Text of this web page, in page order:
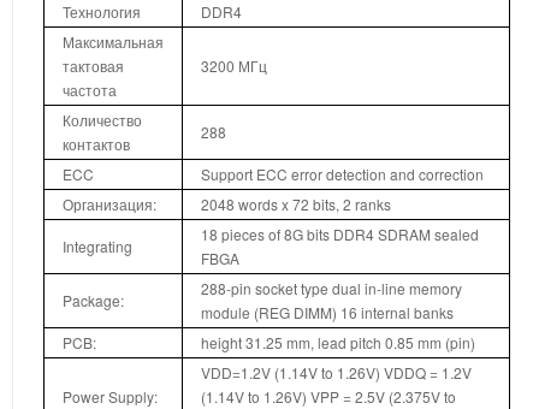
Технология
DDR4
Максимальная
тактовая
частота
3200 МГц
Количество
контактов
288
ECC
Support ECC error detection and correction
Организация:
2048 words x 72 bits, 2 ranks
Integrating
18 pieces of 8G bits DDR4 SDRAM sealed
FBGA
Package:
288-pin socket type dual in-line memory
module (REG DIMM) 16 internal banks
PCB:
height 31.25 mm, lead pitch 0.85 mm (pin)
Power Supply:
VDD=1.2V (1.14V to 1.26V) VDDQ = 1.2V
(1.14V to 1.26V) VPP = 2.5V (2.375V to